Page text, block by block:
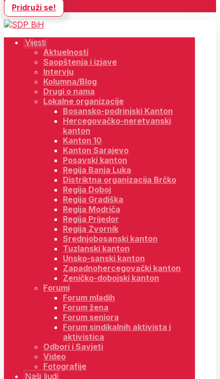
Pridruži se!
Vijesti
Aktuelnosti
Saopštenja i izjave
Intervju
Kolumna/Blog
Drugi o nama
Lokalne organizacije
Bosansko-podrinjski Kanton
Hercegovačko-neretvanski
kanton
Kanton 10
Kanton Sarajevo
Posavski kanton
Regija Banja Luka
Distriktna organizacija Brčko
Regija Doboj
Regija Gradiška
Regija Modriča
Regija Prijedor
Regija Zvornik
Srednjobosanski kanton
Tuzlanski kanton
Unsko-sanski kanton
Zapadnohercegovački kanton
Zeničko-dobojski kanton
Forumi
Forum mladih
Forum žena
Forum seniora
Forum sindikalnih aktivista i
aktivistica
Odbori i Savjeti
Video
Fotografije
Naši ljudi